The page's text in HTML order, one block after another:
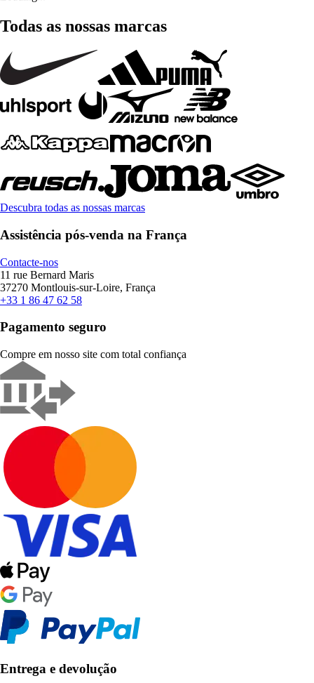
Todas as nossas marcas
Descubra todas as nossas marcas
Assistência pós-venda na França
Contacte-nos
11 rue Bernard Maris
37270 Montlouis-sur-Loire, França
+33 1 86 47 62 58
Pagamento seguro
Compre em nosso site com total confiança
Entrega e devolução